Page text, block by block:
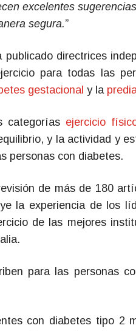
excelentes
segura.”
directrices
para todas las
gestacional y la
categorías ejercicio
y la actividad y
personas con diabetes.
de más de 180
la experiencia de los
de las mejores
para las personas
con diabetes tipo 2